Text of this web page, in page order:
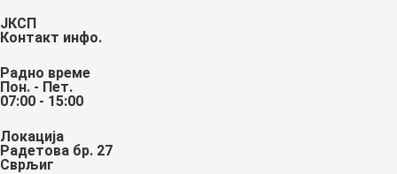
ЈКСП
Контакт инфо.
Радно време
Пон. - Пет.
07:00 - 15:00
Локација
Радетова бр. 27
Сврљиг